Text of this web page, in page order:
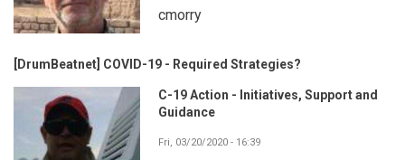
cmorry
[DrumBeatnet] COVID-19 - Required Strategies?
C-19 Action - Initiatives, Support and
Guidance
Fri, 03/20/2020 - 16:39